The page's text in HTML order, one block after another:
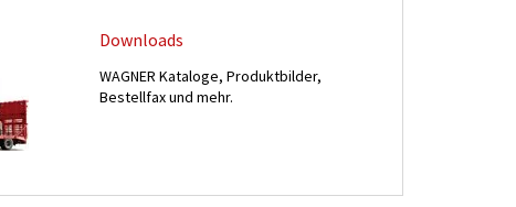
Downloads
WAGNER Kataloge, Produktbilder,
Bestellfax und mehr.